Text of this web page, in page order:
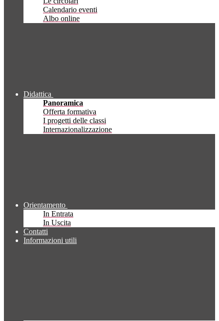
Calendario eventi
Albo online
Didattica
Panoramica
Offerta formativa
I progetti delle classi
Internazionalizzazione
Orientamento
In Entrata
In Uscita
Contatti
Informazioni utili